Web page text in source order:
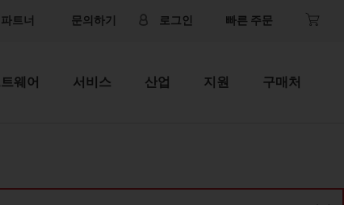
파트너 문의하기 로그인 빠른 주문
웨어 서비스 산업 지원 구매처